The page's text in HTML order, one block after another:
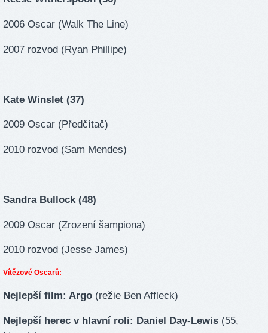
2006 Oscar (Walk The Line)
2007 rozvod (Ryan Phillipe)
Kate Winslet (37)
2009 Oscar (Předčítač)
2010 rozvod (Sam Mendes)
Sandra Bullock (48)
2009 Oscar (Zrození šampiona)
2010 rozvod (Jesse James)
Vítězové Oscarů:
Nejlepší film: Argo (režie Ben Affleck)
Nejlepší herec v hlavní roli: Daniel Day-Lewis (55,